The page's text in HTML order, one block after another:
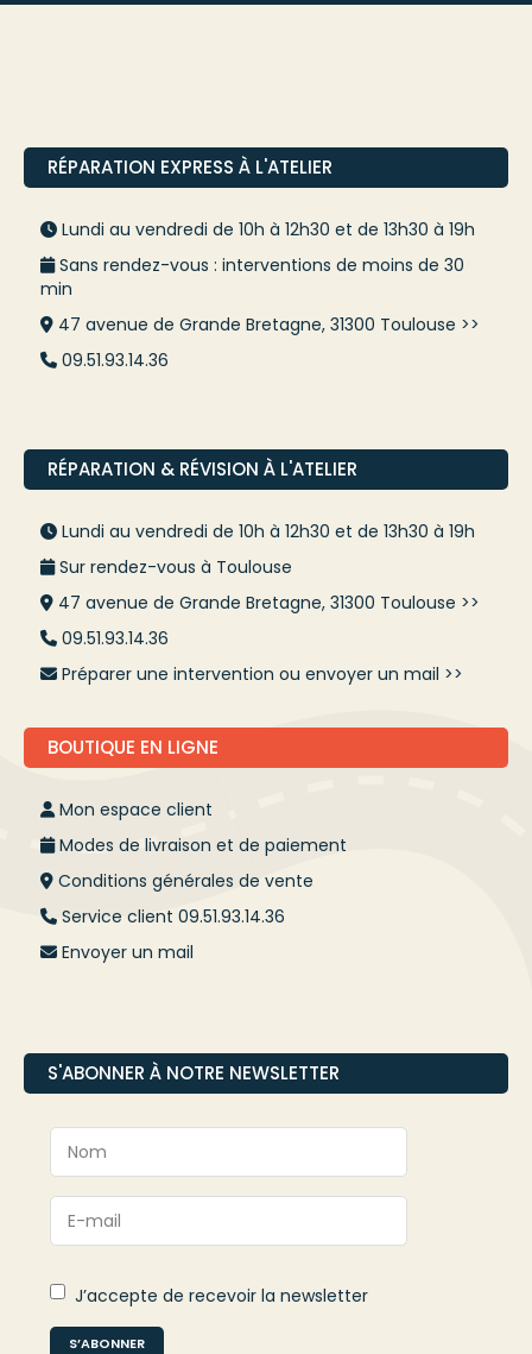
Facebook
X WhatsApp
Share
RÉPARATION EXPRESS À L'ATELIER
Lundi au vendredi de 10h à 12h30 et de 13h30 à 19h
Sans rendez-vous : interventions de moins de 30
min
47 avenue de Grande Bretagne, 31300 Toulouse >>
09.51.93.14.36
RÉPARATION & RÉVISION À L'ATELIER
Lundi au vendredi de 10h à 12h30 et de 13h30 à 19h
Sur rendez-vous à Toulouse
47 avenue de Grande Bretagne, 31300 Toulouse >>
09.51.93.14.36
Préparer une intervention ou envoyer un mail >>
BOUTIQUE EN LIGNE
Mon espace client
Modes de livraison et de paiement
Conditions générales de vente
Service client 09.51.93.14.36
Envoyer un mail
S'ABONNER À NOTRE NEWSLETTER
J’accepte de recevoir la newsletter
S’ABONNER